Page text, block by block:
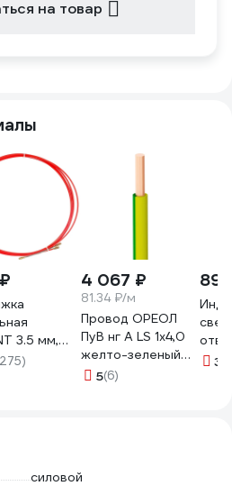
на товар
3.5 мм,
в бухте,
4 067 ₽
81.34 ₽/м
Провод ОРЕОЛ
ПуВ нг А LS 1х4,0
желто-зеленый
50м 00-
5(6)
89
3.9
силовой